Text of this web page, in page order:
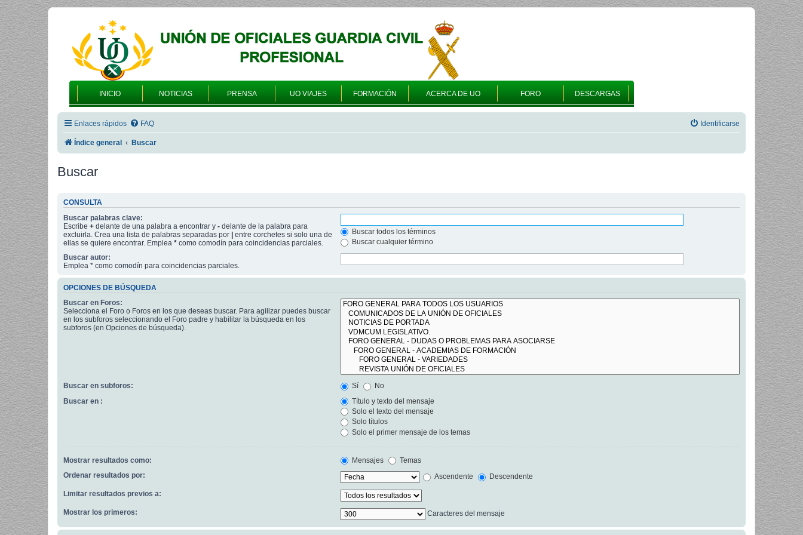
INICIO NOTICIAS PRENSA UO VIAJES FORMACIÓN ACERCA DE UO FORO DESCARGAS
Enlaces rápidos FAQ Identificarse
Índice general Buscar
Buscar
CONSULTA
Buscar palabras clave:
Escribe + delante de una palabra a encontrar y - delante de la palabra para
excluirla. Crea una lista de palabras separadas por
entre corchetes si solo una de
ellas se quiere encontrar. Emplea * como comodín para coincidencias parciales.
Buscar todos los términos
Buscar cualquier término
Buscar autor:
Emplea * como comodín para coincidencias parciales.
OPCIONES DE BÚSQUEDA
Buscar en Foros:
Selecciona el Foro o Foros en los que deseas buscar. Para agilizar puedes buscar
en los subforos seleccionando el Foro padre y habilitar la búsqueda en los
subforos (en Opciones de búsqueda).
Buscar en subforos: Sí
No
Buscar en :
Título y texto del mensaje
Solo el texto del mensaje
Solo títulos
Solo el primer mensaje de los temas
Mostrar resultados como: Mensajes
Temas
Ordenar resultados por:
Ascendente Descendente
Limitar resultados previos a:
Mostrar los primeros: Caracteres del mensaje